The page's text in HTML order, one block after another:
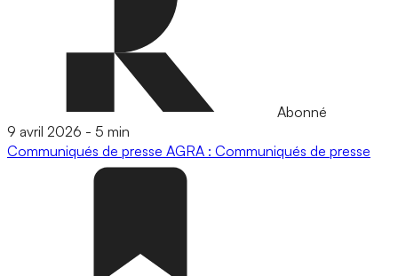
Abonné
9 avril 2026 - 5 min
Communiqués de presse AGRA : Communiqués de presse